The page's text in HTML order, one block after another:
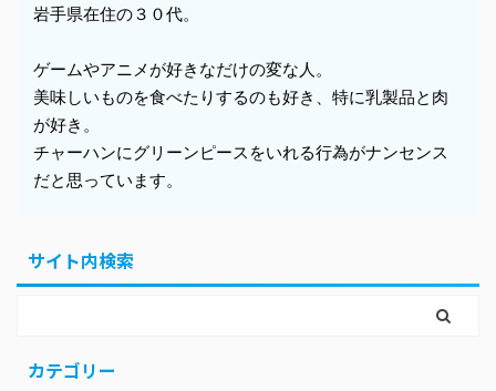
岩手県在住の３０代。
ゲームやアニメが好きなだけの変な人。
美味しいものを食べたりするのも好き、特に乳製品と肉
が好き。
チャーハンにグリーンピースをいれる行為がナンセンス
だと思っています。
サイト内検索
カテゴリー